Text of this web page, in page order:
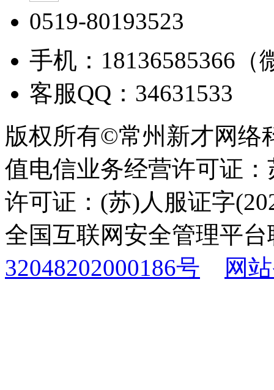
0519-80193523
手机：18136585366（
客服QQ：34631533
版权所有©常州新才网络
值电信业务经营许可证
许可证：(苏)人服证字
全国互联网安全管理平
32048202000186号
网